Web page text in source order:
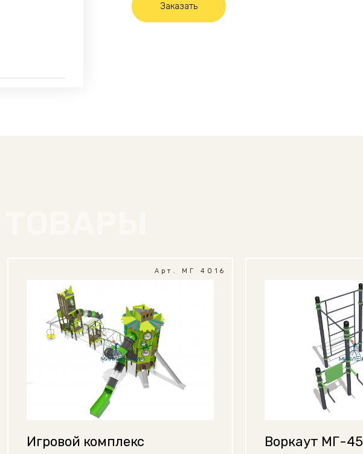
Заказать
Арт. МГ 4016
Игровой комплекс Воркаут МГ-45